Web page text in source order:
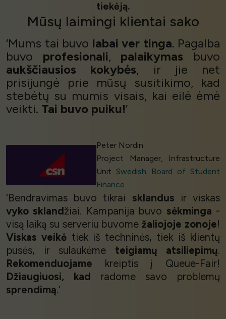
tiekėją.
Mūsų laimingi klientai sako
‘Mums tai buvo labai ver tinga. Pagalba
buvo profesionali, palaikymas buvo
aukščiausios kokybės, ir jie net
prisijungė prie mūsų susitikimo, kad
stebėtų su mumis visais, kai eilė ėmė
veikti. Tai buvo puiku!’
Peter Nordin
Project Manager, Infrastructure
Unit Swedish Board of Student
Finance
‘Bendravimas buvo tikrai sklandus ir viskas
vyko sklandžiai. Kampanija buvo sėkminga -
visą laiką su serveriu buvome žaliojoje zonoje!
Viskas veikė tiek iš techninės, tiek iš klientų
pusės, ir sulaukėme teigiamų atsiliepimų.
Rekomenduojame kreiptis į Queue-Fair!
Džiaugiuosi, kad radome savo problemų
sprendimą.’